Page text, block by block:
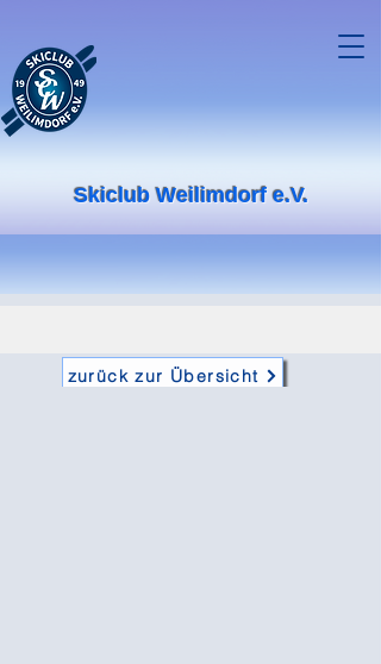
Skiclub Weilimdorf e.V.
zurück zur Übersicht